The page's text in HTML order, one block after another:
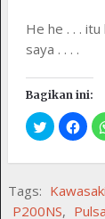
He he . . .
saya . . . .
Bagikan ini:
Tags:
P200NS,